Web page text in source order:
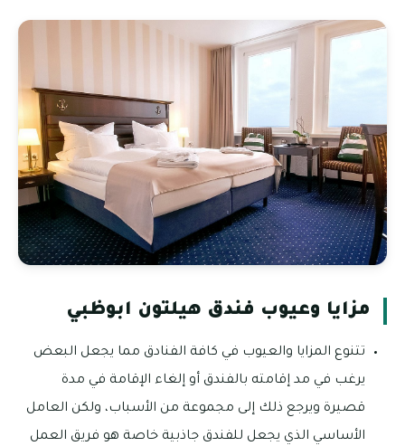
مزايا وعيوب فندق هيلتون ابوظبي
تتنوع المزايا والعيوب في كافة الفنادق مما يجعل البعض
يرغب في مد إقامته بالفندق أو إلغاء الإقامة في مدة
قصيرة ويرجع ذلك إلى مجموعة من الأسباب، ولكن العامل
الأساسي الذي يجعل للفندق جاذبية خاصة هو فريق العمل